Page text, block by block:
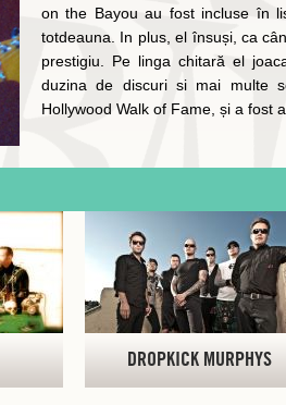
on the Bayou au fost incluse în
totdeauna. In plus, el însuși, ca
prestigiu. Pe linga chitară el
duzina de discuri si mai multe
Hollywood Walk of Fame, și a fost
DROPKICK MURPHYS